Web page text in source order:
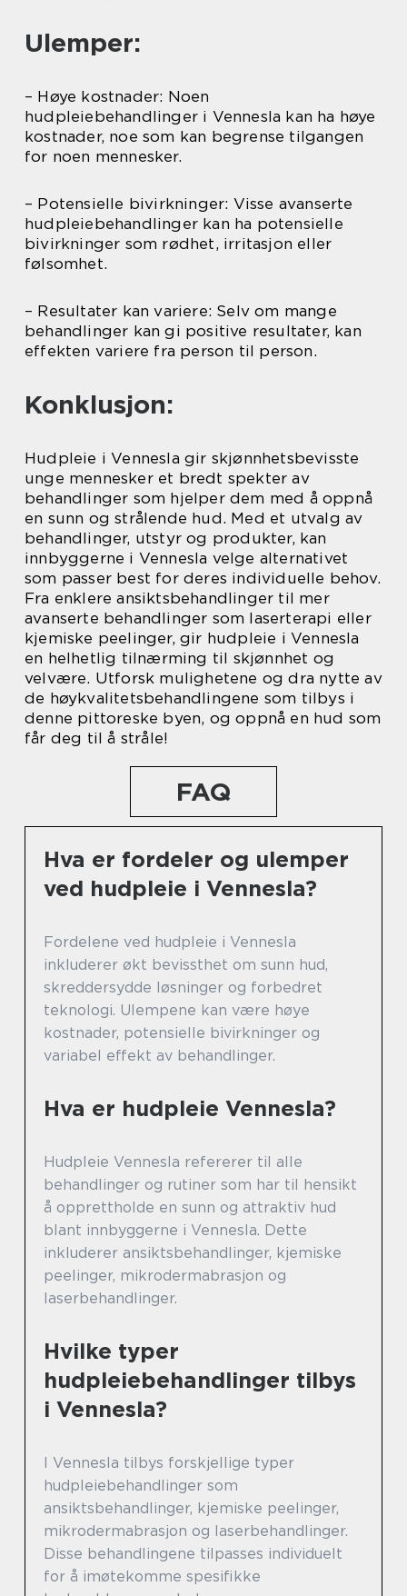
Ulemper:
– Høye kostnader: Noen
hudpleiebehandlinger i Vennesla kan ha høye
kostnader, noe som kan begrense tilgangen
for noen mennesker.
– Potensielle bivirkninger: Visse avanserte
hudpleiebehandlinger kan ha potensielle
bivirkninger som rødhet, irritasjon eller
følsomhet.
– Resultater kan variere: Selv om mange
behandlinger kan gi positive resultater, kan
effekten variere fra person til person.
Konklusjon:
Hudpleie i Vennesla gir skjønnhetsbevisste
unge mennesker et bredt spekter av
behandlinger som hjelper dem med å oppnå
en sunn og strålende hud. Med et utvalg av
behandlinger, utstyr og produkter, kan
innbyggerne i Vennesla velge alternativet
som passer best for deres individuelle behov.
Fra enklere ansiktsbehandlinger til mer
avanserte behandlinger som laserterapi eller
kjemiske peelinger, gir hudpleie i Vennesla
en helhetlig tilnærming til skjønnhet og
velvære. Utforsk mulighetene og dra nytte av
de høykvalitetsbehandlingene som tilbys i
denne pittoreske byen, og oppnå en hud som
får deg til å stråle!
FAQ
Hva er fordeler og ulemper
ved hudpleie i Vennesla?
Fordelene ved hudpleie i Vennesla
inkluderer økt bevissthet om sunn hud,
skreddersydde løsninger og forbedret
teknologi. Ulempene kan være høye
kostnader, potensielle bivirkninger og
variabel effekt av behandlinger.
Hva er hudpleie Vennesla?
Hudpleie Vennesla refererer til alle
behandlinger og rutiner som har til hensikt
å opprettholde en sunn og attraktiv hud
blant innbyggerne i Vennesla. Dette
inkluderer ansiktsbehandlinger, kjemiske
peelinger, mikrodermabrasjon og
laserbehandlinger.
Hvilke typer
hudpleiebehandlinger tilbys
i Vennesla?
I Vennesla tilbys forskjellige typer
hudpleiebehandlinger som
ansiktsbehandlinger, kjemiske peelinger,
mikrodermabrasjon og laserbehandlinger.
Disse behandlingene tilpasses individuelt
for å imøtekomme spesifikke